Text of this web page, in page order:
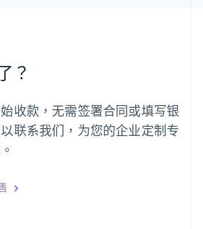
？
收款，无需签署合同或填写银
联系我们，为您的企业定制专
ItalianoEnglish